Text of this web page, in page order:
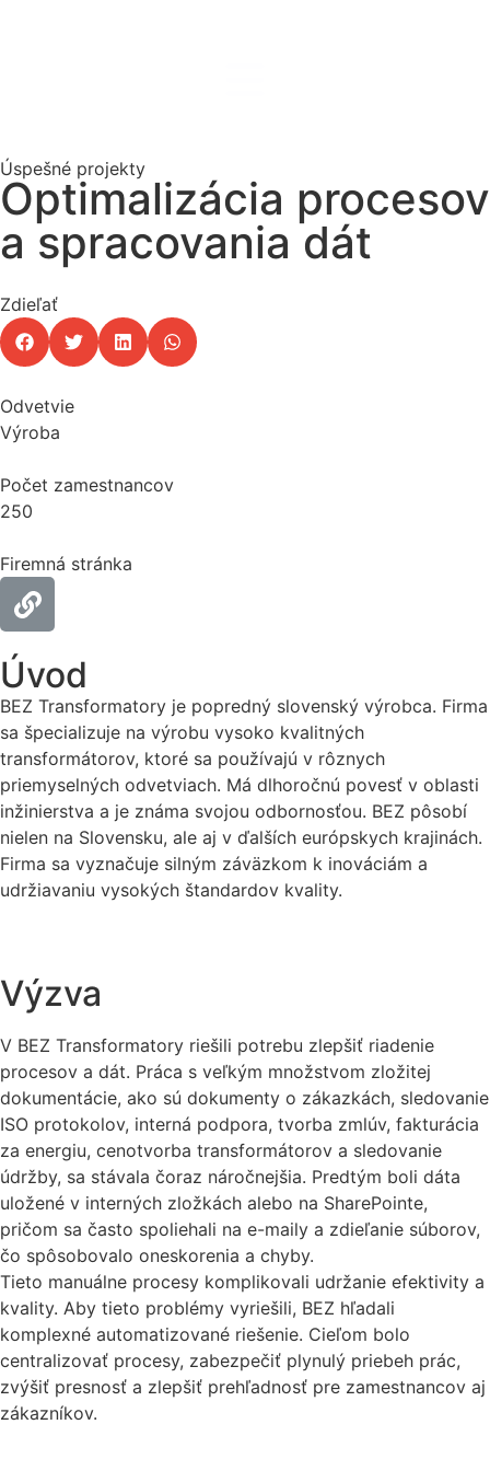
Úspešné projekty
Optimalizácia procesov
a spracovania dát
Zdieľať
Odvetvie
Výroba
Počet zamestnancov
250
Firemná stránka
Úvod
BEZ Transformatory je popredný slovenský výrobca. Firma
sa špecializuje na výrobu vysoko kvalitných
transformátorov, ktoré sa používajú v rôznych
priemyselných odvetviach. Má dlhoročnú povesť v oblasti
inžinierstva a je známa svojou odbornosťou. BEZ pôsobí
nielen na Slovensku, ale aj v ďalších európskych krajinách.
Firma sa vyznačuje silným záväzkom k inováciám a
udržiavaniu vysokých štandardov kvality.
Výzva
V BEZ Transformatory riešili potrebu zlepšiť riadenie
procesov a dát. Práca s veľkým množstvom zložitej
dokumentácie, ako sú dokumenty o zákazkách, sledovanie
ISO protokolov, interná podpora, tvorba zmlúv, fakturácia
za energiu, cenotvorba transformátorov a sledovanie
údržby, sa stávala čoraz náročnejšia. Predtým boli dáta
uložené v interných zložkách alebo na SharePointe,
pričom sa často spoliehali na e-maily a zdieľanie súborov,
čo spôsobovalo oneskorenia a chyby.
Tieto manuálne procesy komplikovali udržanie efektivity a
kvality. Aby tieto problémy vyriešili, BEZ hľadali
komplexné automatizované riešenie. Cieľom bolo
centralizovať procesy, zabezpečiť plynulý priebeh prác,
zvýšiť presnosť a zlepšiť prehľadnosť pre zamestnancov aj
zákazníkov.